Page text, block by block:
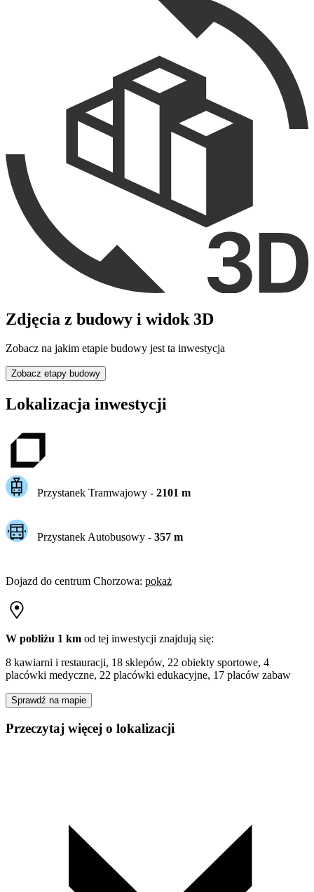
Zdjęcia z budowy i widok 3D
Zobacz na jakim etapie budowy jest ta inwestycja
Zobacz etapy budowy
Lokalizacja inwestycji
Przystanek Tramwajowy - 2101 m
Przystanek Autobusowy - 357m
Dojazd do centrum Chorzowa: pokaż
W pobliżu 1 km od tej inwestycji znajdują się:
8 kawiarni i restauracji, 18 sklepów, 22 obiekty sportowe, 4
placówki medyczne, 22 placówki edukacyjne, 17 placów zabaw
Sprawdź na mapie
Przeczytaj więcej o lokalizacji